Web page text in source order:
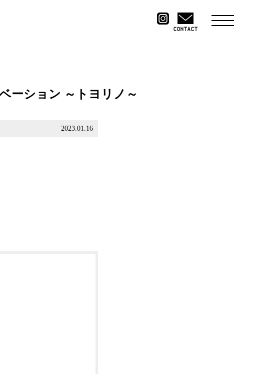
CONTACT
ーション ～トヨリノ～
2023.01.16